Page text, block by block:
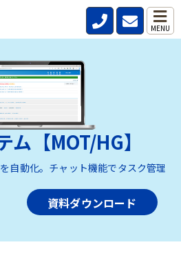
MENU
ステム【MOT/HG】
【MOT/HG】
自動化。チャット機能でタスク管理
資料ダウンロード